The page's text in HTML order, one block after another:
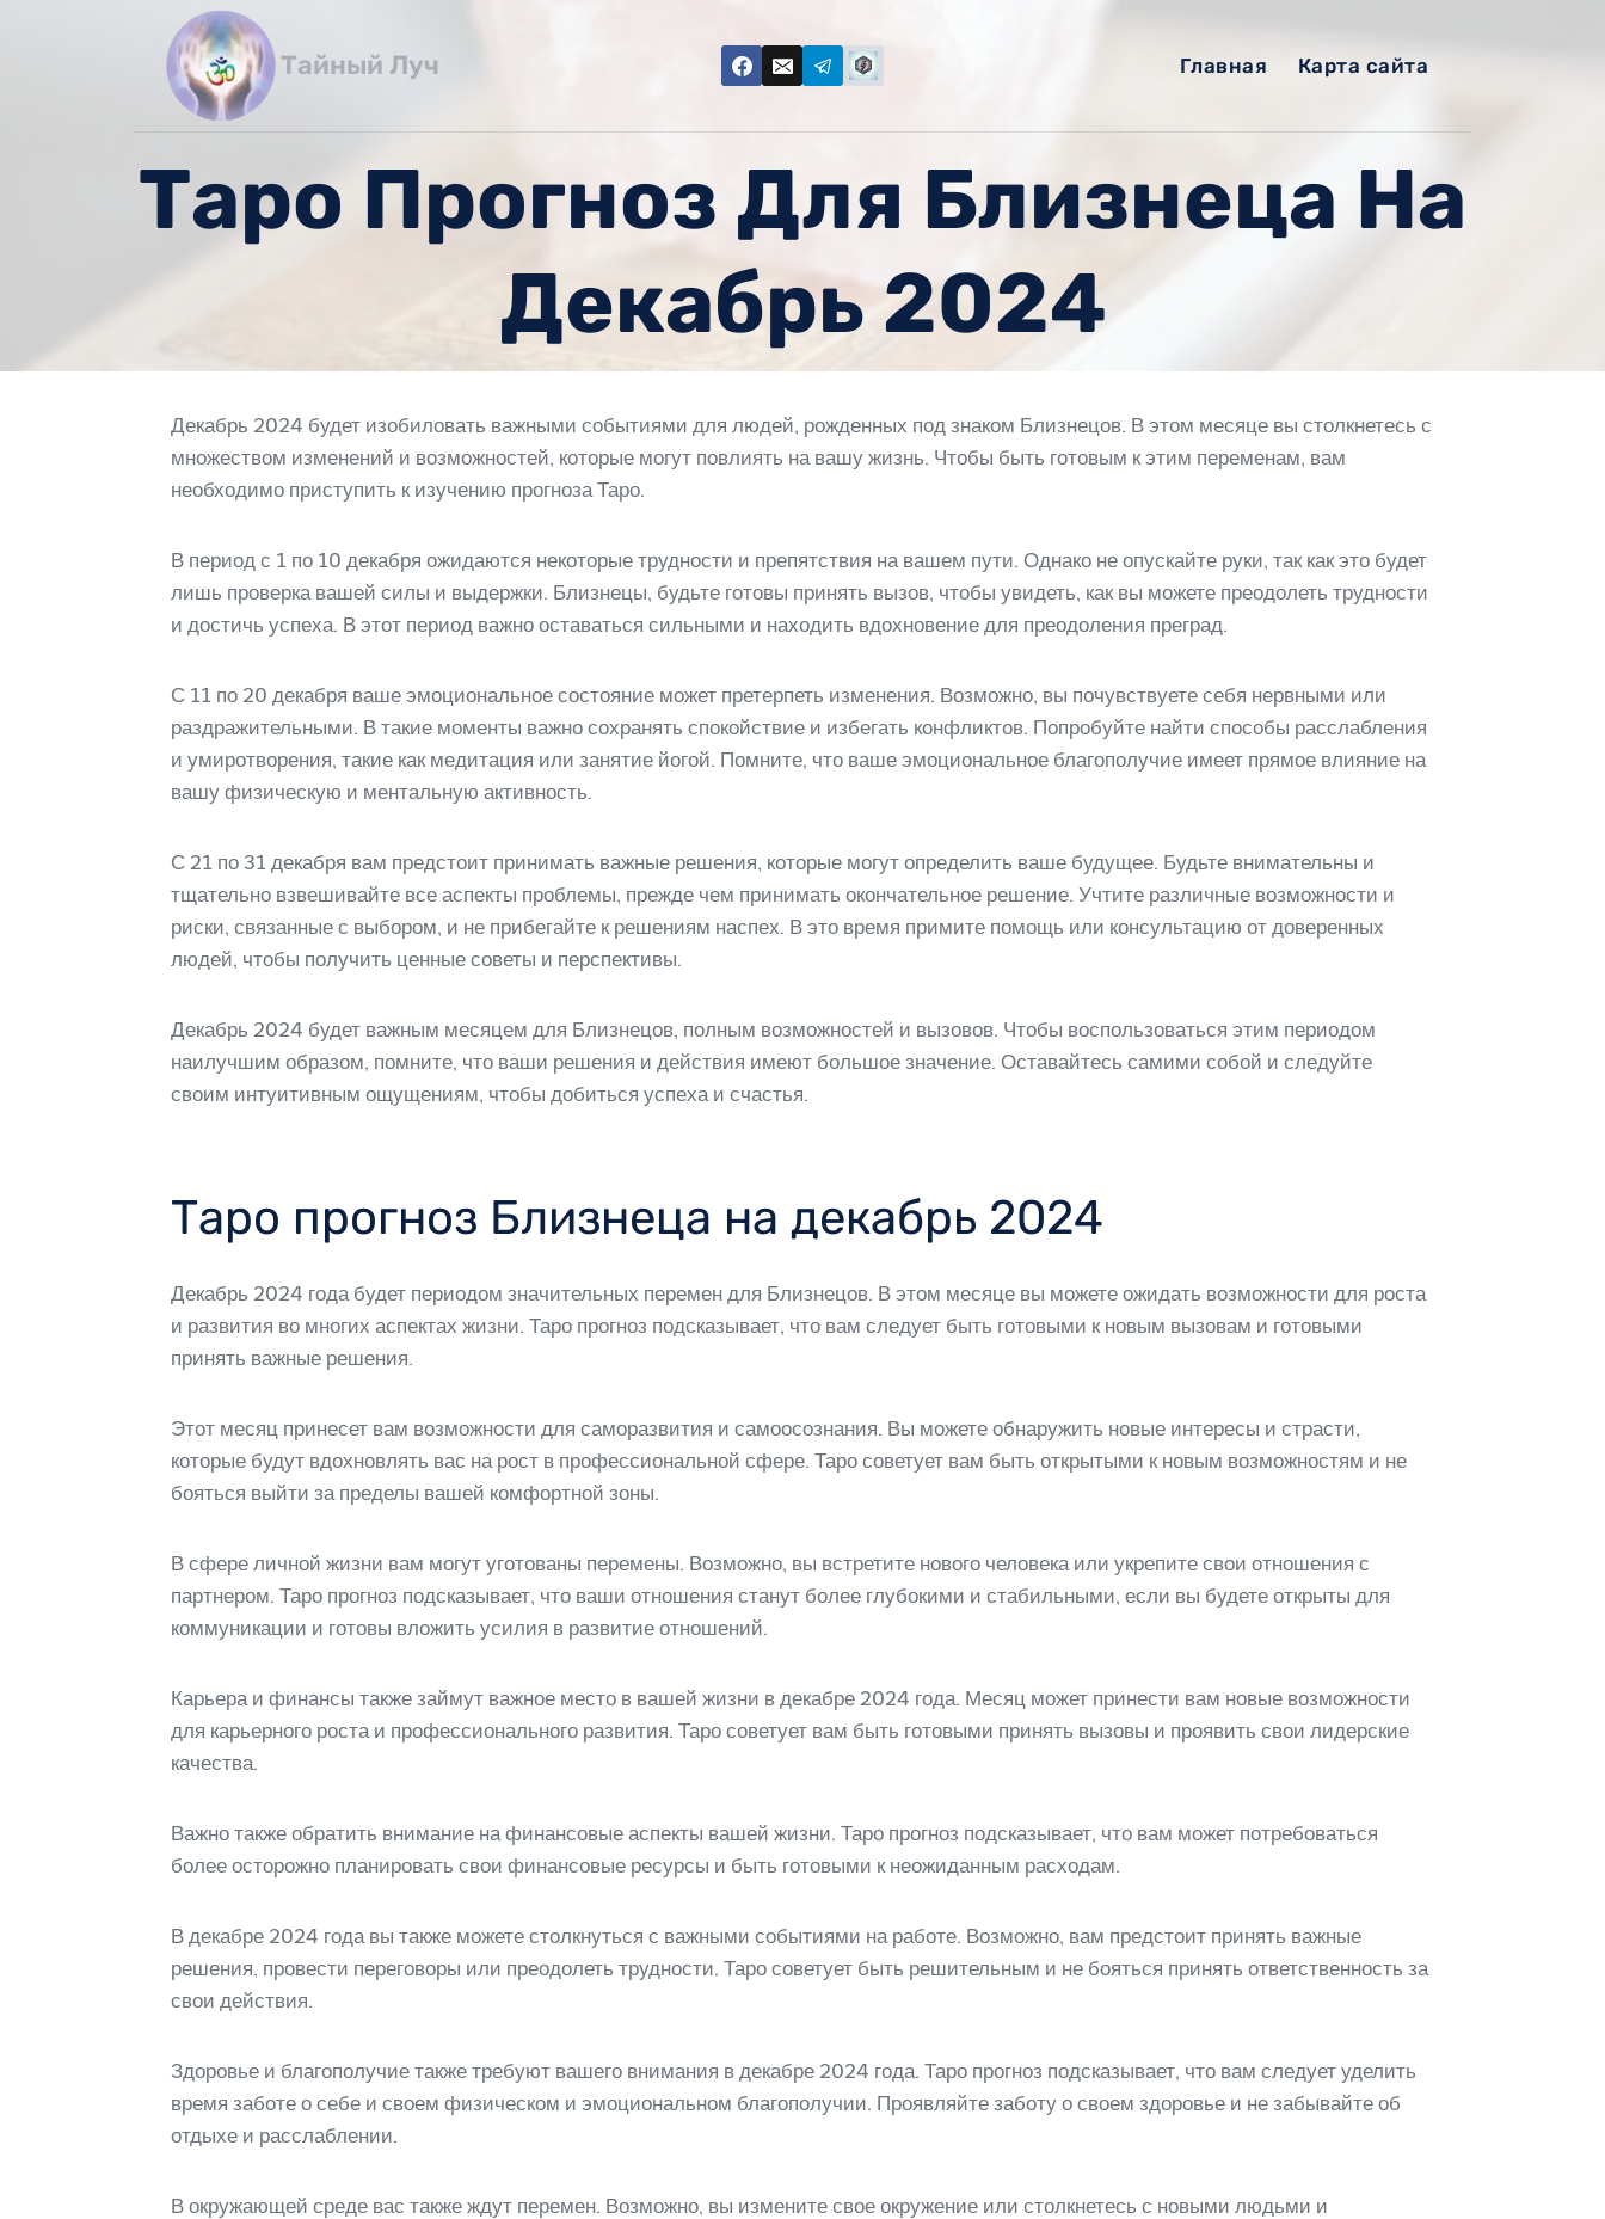
Тайный Луч Главная Карта сайта
Таро Прогноз Для Близнеца На
Декабрь 2024
Декабрь 2024 будет изобиловать важными событиями для людей, рожденных под знаком Близнецов. В этом месяце вы столкнетесь с
множеством изменений и возможностей, которые могут повлиять на вашу жизнь. Чтобы быть готовым к этим переменам, вам
необходимо приступить к изучению прогноза Таро.
В период с 1 по 10 декабря ожидаются некоторые трудности и препятствия на вашем пути. Однако не опускайте руки, так как это будет
лишь проверка вашей силы и выдержки. Близнецы, будьте готовы принять вызов, чтобы увидеть, как вы можете преодолеть трудности
и достичь успеха. В этот период важно оставаться сильными и находить вдохновение для преодоления преград.
С 11 по 20 декабря ваше эмоциональное состояние может претерпеть изменения. Возможно, вы почувствуете себя нервными или
раздражительными. В такие моменты важно сохранять спокойствие и избегать конфликтов. Попробуйте найти способы расслабления
и умиротворения, такие как медитация или занятие йогой. Помните, что ваше эмоциональное благополучие имеет прямое влияние на
вашу физическую и ментальную активность.
С 21 по 31 декабря вам предстоит принимать важные решения, которые могут определить ваше будущее. Будьте внимательны и
тщательно взвешивайте все аспекты проблемы, прежде чем принимать окончательное решение. Учтите различные возможности и
риски, связанные с выбором, и не прибегайте к решениям наспех. В это время примите помощь или консультацию от доверенных
людей, чтобы получить ценные советы и перспективы.
Декабрь 2024 будет важным месяцем для Близнецов, полным возможностей и вызовов. Чтобы воспользоваться этим периодом
наилучшим образом, помните, что ваши решения и действия имеют большое значение. Оставайтесь самими собой и следуйте
своим интуитивным ощущениям, чтобы добиться успеха и счастья.
Таро прогноз Близнеца на декабрь 2024
Декабрь 2024 года будет периодом значительных перемен для Близнецов. В этом месяце вы можете ожидать возможности для роста
и развития во многих аспектах жизни. Таро прогноз подсказывает, что вам следует быть готовыми к новым вызовам и готовыми
принять важные решения.
Этот месяц принесет вам возможности для саморазвития и самоосознания. Вы можете обнаружить новые интересы и страсти,
которые будут вдохновлять вас на рост в профессиональной сфере. Таро советует вам быть открытыми к новым возможностям и не
бояться выйти за пределы вашей комфортной зоны.
В сфере личной жизни вам могут уготованы перемены. Возможно, вы встретите нового человека или укрепите свои отношения с
партнером. Таро прогноз подсказывает, что ваши отношения станут более глубокими и стабильными, если вы будете открыты для
коммуникации и готовы вложить усилия в развитие отношений.
Карьера и финансы также займут важное место в вашей жизни в декабре 2024 года. Месяц может принести вам новые возможности
для карьерного роста и профессионального развития. Таро советует вам быть готовыми принять вызовы и проявить свои лидерские
качества.
Важно также обратить внимание на финансовые аспекты вашей жизни. Таро прогноз подсказывает, что вам может потребоваться
более осторожно планировать свои финансовые ресурсы и быть готовыми к неожиданным расходам.
В декабре 2024 года вы также можете столкнуться с важными событиями на работе. Возможно, вам предстоит принять важные
решения, провести переговоры или преодолеть трудности. Таро советует быть решительным и не бояться принять ответственность за
свои действия.
Здоровье и благополучие также требуют вашего внимания в декабре 2024 года. Таро прогноз подсказывает, что вам следует уделить
время заботе о себе и своем физическом и эмоциональном благополучии. Проявляйте заботу о своем здоровье и не забывайте об
отдыхе и расслаблении.
В окружающей среде вас также ждут перемен. Возможно, вы измените свое окружение или столкнетесь с новыми людьми и